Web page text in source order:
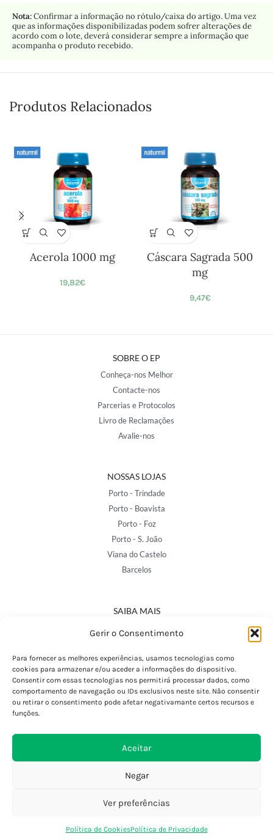
Gerir o Consentimento
Para fornecer as melhores experiências, usamos tecnologias como
cookies para armazenar e/ou aceder a informações do dispositivo.
Consentir com essas tecnologias nos permitirá processar dados, como
comportamento de navegação ou IDs exclusivos neste site. Não consentir
ou retirar o consentimento pode afetar negativamante certos recursos e
funções.
Aceitar
Negar
Ver preferências
Política de CookiesPolítica de Privacidade
Nota:Confirmar a informação no rótulo/caixa do artigo. Uma vez
que as informações disponibilizadas podem sofrer alterações de
acordo com o lote, deverá considerar sempre a informação que
acompanha o produto recebido.
Produtos Relacionados
Acerola 1000 mg
19,82€
Cáscara Sagrada 500
mg
9,47€
SOBRE O EP
Conheça-nos Melhor
Contacte-nos
Parcerias e Protocolos
Livro de Reclamações
Avalie-nos
NOSSAS LOJAS
Porto - Trindade
Porto - Boavista
Porto - Foz
Porto - S. João
Viana do Castelo
Barcelos
SAIBA MAIS
Política de Privacidade
Termos e Condições
Perguntas Frequentes
Custos de Envio
Encomendas Internacionais
Devoluções e Trocas